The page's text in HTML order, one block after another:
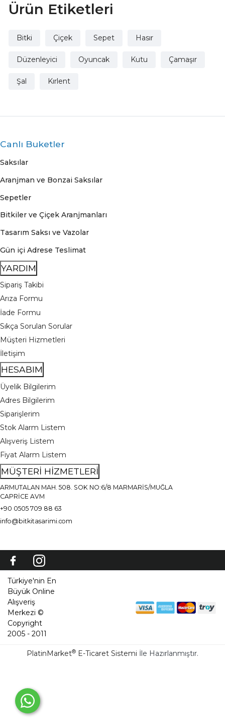
Ürün Etiketleri
Bitki Çiçek Sepet Hasır
Düzenleyici Oyuncak Kutu Çamaşır
Şal Kırlent
Canlı Buketler
Saksılar
Aranjman ve Bonzai Saksılar
Sepetler
Bitkiler ve Çiçek Aranjmanları
Tasarım Saksı ve Vazolar
Gün içi Adrese Teslimat
YARDIM
Sipariş Takibi
Arıza Formu
İade Formu
Sıkça Sorulan Sorular
Müşteri Hizmetleri
İletişim
HESABIM
Üyelik Bilgilerim
Adres Bilgilerim
Siparişlerim
Stok Alarm Listem
Alışveriş Listem
Fiyat Alarm Listem
MÜŞTERİ HİZMETLERİ
ARMUTALAN MAH. 508. SOK NO:6/8 MARMARİS/MUĞLA
CAPRİCE AVM
+90 0505 709 88 63
info@bitkitasarimi.com
Türkiye'nin En
Büyük Online
Alışveriş
Merkezi ©
Copyright
2005 - 2011
PlatinMarket® E-Ticaret Sistemi İle Hazırlanmıştır.